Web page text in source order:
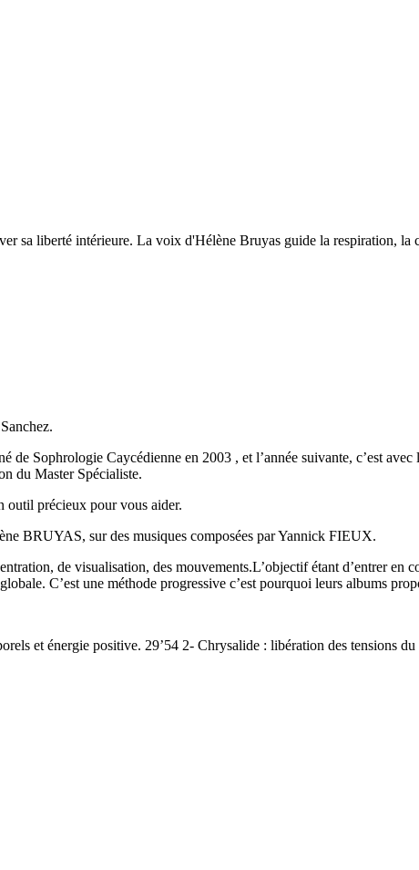
sa liberté intérieure. La voix d'Hélène Bruyas guide la respiration,
Sophrologie Caycédienne en 2003 , et l’année suivante, c’est
du Master Spécialiste.
outil précieux pour vous aider.
BRUYAS, sur des musiques composées par Yannick FIEUX.
de visualisation, des mouvements.L’objectif étant d’entrer en
C’est une méthode progressive c’est pourquoi leurs albums
et énergie positive. 29’54 2- Chrysalide : libération des tensions du